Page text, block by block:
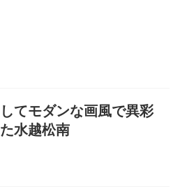
てモダンな画風で異彩
水越松南